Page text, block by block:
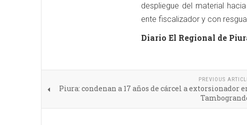
despliegue del material
ente fiscalizador y con
Diario El Regional de
PREVIOUS
Piura: condenan a 17 años de cárcel a extorsionador